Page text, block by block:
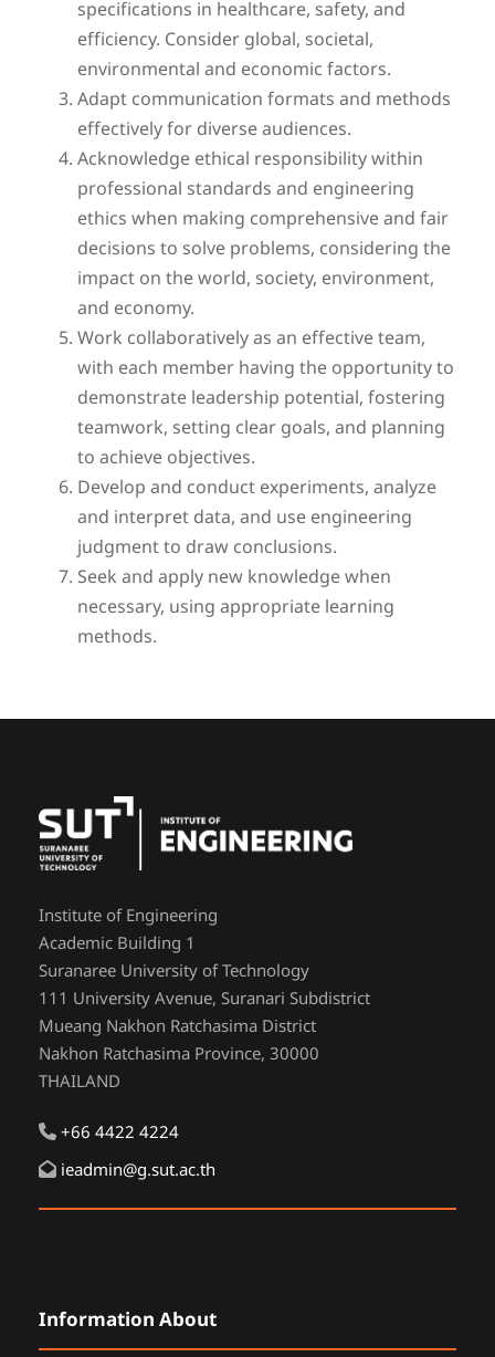
specifications in healthcare, safety, and
efficiency. Consider global, societal,
environmental and economic factors.
Adapt communication formats and methods
effectively for diverse audiences.
Acknowledge ethical responsibility within
professional standards and engineering
ethics when making comprehensive and fair
decisions to solve problems, considering the
impact on the world, society, environment,
and economy.
Work collaboratively as an effective team,
with each member having the opportunity to
demonstrate leadership potential, fostering
teamwork, setting clear goals, and planning
to achieve objectives.
Develop and conduct experiments, analyze
and interpret data, and use engineering
judgment to draw conclusions.
Seek and apply new knowledge when
necessary, using appropriate learning
methods.
Institute of Engineering
Academic Building 1
Suranaree University of Technology
111 University Avenue, Suranari Subdistrict
Mueang Nakhon Ratchasima District
Nakhon Ratchasima Province, 30000
THAILAND
+66 4422 4224
ieadmin@g.sut.ac.th
Information About